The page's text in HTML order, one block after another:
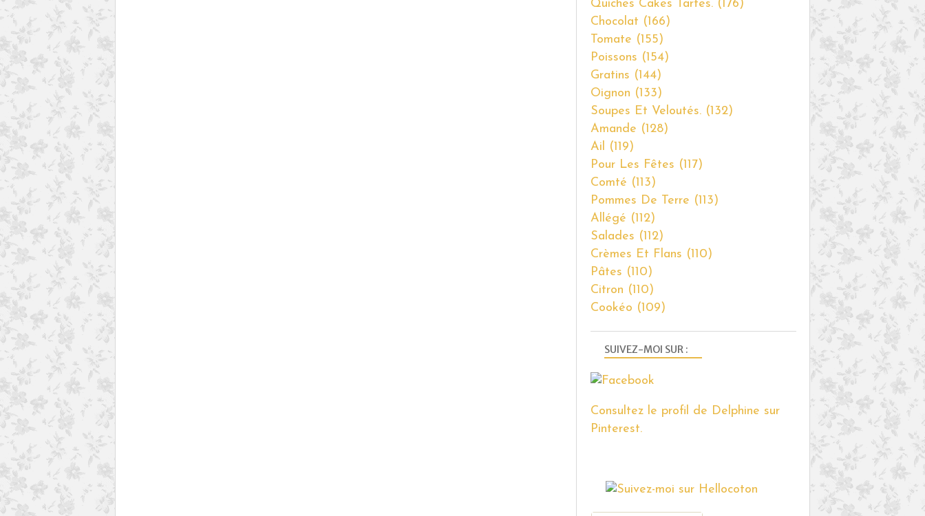
Quiches Cakes Tartes. (176)
Chocolat (166)
Tomate (155)
Poissons (154)
Gratins (144)
Oignon (133)
Soupes Et Veloutés. (132)
Amande (128)
Ail (119)
Pour Les Fêtes (117)
Comté (113)
Pommes De Terre (113)
Allégé (112)
Salades (112)
Crèmes Et Flans (110)
Pâtes (110)
Citron (110)
Cookéo (109)
SUIVEZ-MOI SUR :
Consultez le profil de Delphine sur
Pinterest.